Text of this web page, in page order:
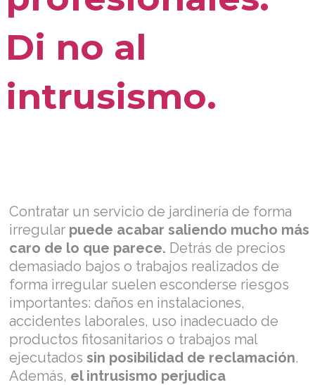
Di no al
intrusismo.
Contratar un servicio de jardinería de forma
irregular puede acabar saliendo mucho más
caro de lo que parece. Detrás de precios
demasiado bajos o trabajos realizados de
forma irregular suelen esconderse riesgos
importantes: daños en instalaciones,
accidentes laborales, uso inadecuado de
productos fitosanitarios o trabajos mal
ejecutados sin posibilidad de reclamación.
Además, el intrusismo perjudica